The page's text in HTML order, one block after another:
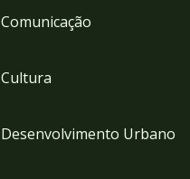
Comunicação
Cultura
Desenvolvimento Urbano